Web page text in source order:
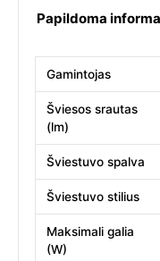
Papildoma
Gamintojas
Šviesos srautas
(lm)
Šviestuvo spalva
Šviestuvo stilius
Maksimali galia
(W)